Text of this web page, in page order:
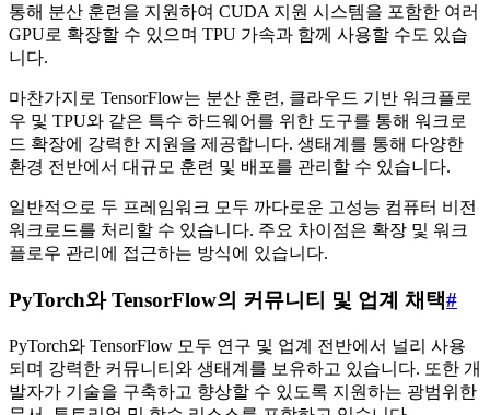
통해 분산 훈련을 지원하여 CUDA 지원 시스템을 포함한 여러
GPU로 확장할 수 있으며 TPU 가속과 함께 사용할 수도 있습
니다.
마찬가지로 TensorFlow는 분산 훈련, 클라우드 기반 워크플로
우 및 TPU와 같은 특수 하드웨어를 위한 도구를 통해 워크로
드 확장에 강력한 지원을 제공합니다. 생태계를 통해 다양한
환경 전반에서 대규모 훈련 및 배포를 관리할 수 있습니다.
일반적으로 두 프레임워크 모두 까다로운 고성능 컴퓨터 비전
워크로드를 처리할 수 있습니다. 주요 차이점은 확장 및 워크
플로우 관리에 접근하는 방식에 있습니다.
PyTorch와 TensorFlow의 커뮤니티 및 업계 채택#
PyTorch와 TensorFlow 모두 연구 및 업계 전반에서 널리 사용
되며 강력한 커뮤니티와 생태계를 보유하고 있습니다. 또한 개
발자가 기술을 구축하고 향상할 수 있도록 지원하는 광범위한